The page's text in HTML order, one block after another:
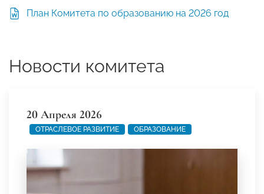
План Комитета по образованию на 2026 год
Новости комитета
20 Апреля 2026
ОТРАСЛЕВОЕ РАЗВИТИЕ ОБРАЗОВАНИЕ